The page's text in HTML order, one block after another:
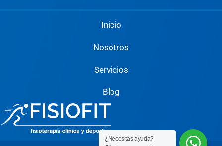
Inicio
Nosotros
Servicios
Blog
¿Necesitas ayuda?